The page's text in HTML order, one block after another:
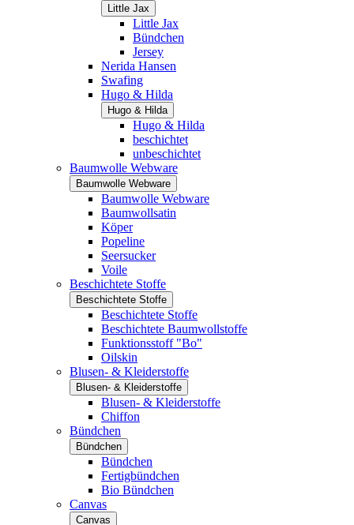
Little Jax
Little Jax
Bündchen
Jersey
Nerida Hansen
Swafing
Hugo & Hilda
Hugo & Hilda
Hugo & Hilda
beschichtet
unbeschichtet
Baumwolle Webware
Baumwolle Webware
Baumwolle Webware
Baumwollsatin
Köper
Popeline
Seersucker
Voile
Beschichtete Stoffe
Beschichtete Stoffe
Beschichtete Stoffe
Beschichtete Baumwollstoffe
Funktionsstoff "Bo"
Oilskin
Blusen- & Kleiderstoffe
Blusen- & Kleiderstoffe
Blusen- & Kleiderstoffe
Chiffon
Bündchen
Bündchen
Bündchen
Fertigbündchen
Bio Bündchen
Canvas
Canvas